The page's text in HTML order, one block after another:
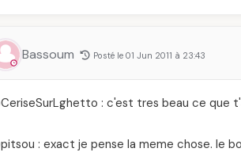
Bassoum Posté le 01 Jun 2011 à 23:43
: c'est tres beau ce que
: exact je pense la meme chose. le